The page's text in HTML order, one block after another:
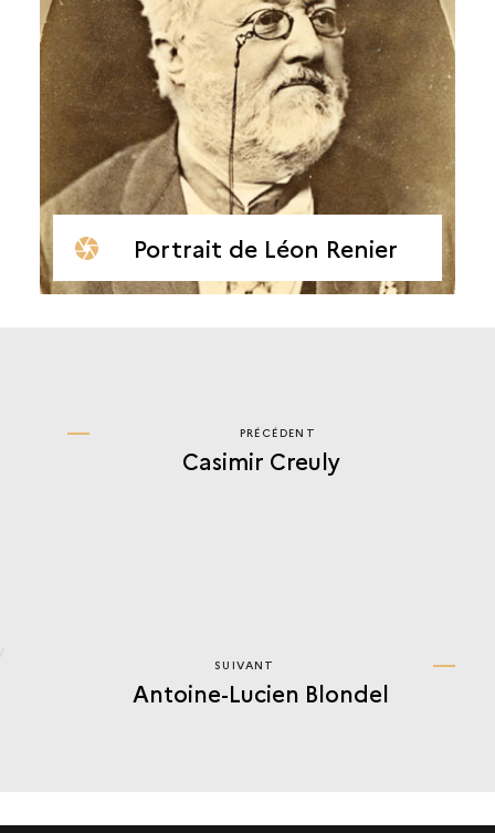
Portrait de Léon Renier
PRÉCÉDENT
ANTOINE-
PRÉCÉDENT
Casimir Creuly
SUIVANT
ANTOINE-
SUIVANT
Antoine-Lucien Blondel